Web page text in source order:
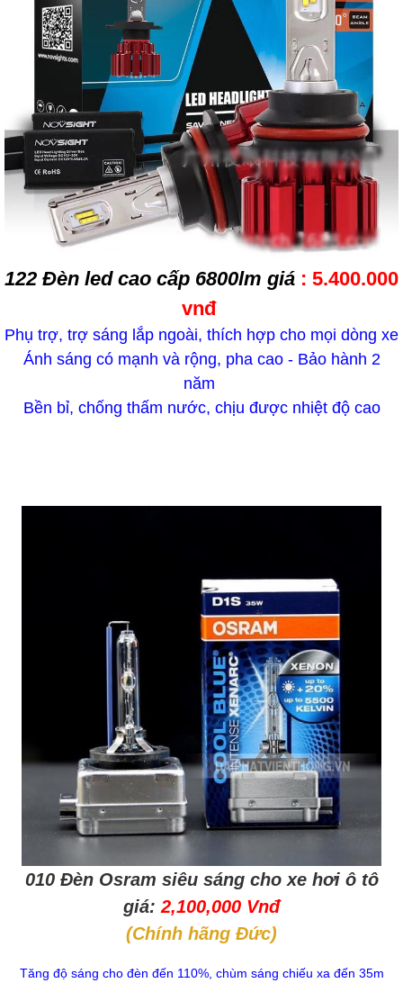
122 Đèn led cao cấp 6800lm giá : 5.400.000
vnđ
Phụ trợ, trợ sáng lắp ngoài, thích hợp cho mọi dòng xe
Ánh sáng có mạnh và rộng, pha cao - Bảo hành 2
năm
Bền bỉ, chống thấm nước, chịu được nhiệt độ cao
010 Đèn Osram siêu sáng cho xe hơi ô tô
giá: 2,100,000 Vnđ
(Chính hãng Đức)
Tăng độ sáng cho đèn đến 110%, chùm sáng chiếu xa đến 35m